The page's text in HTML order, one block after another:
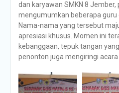
dan karyawan SMKN 8
mengumumkan beberapa guru
Nama-nama yang tersebut
apresiasi khusus. Momen ini
kebanggaan, tepuk tangan
penonton juga mengiringi acara